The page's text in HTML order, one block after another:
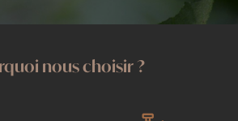
nous choisir ?